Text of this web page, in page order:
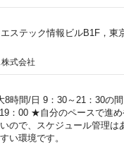
ステック情報ビルB1F，
式会社
8時間/日 9：30～21：30の
19：00 ★自分のペー
ので、スケジュール管理
い環境です。